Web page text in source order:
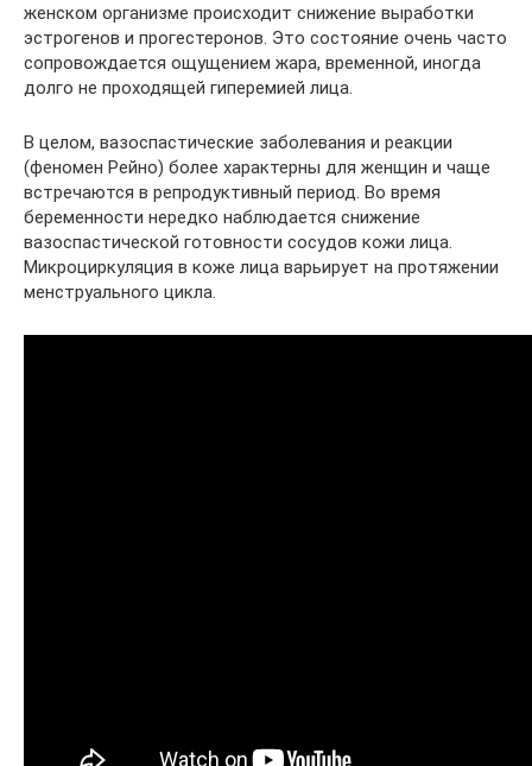
женском организме происходит снижение выработки
эстрогенов и прогестеронов. Это состояние очень часто
сопровождается ощущением жара, временной, иногда
долго не проходящей гиперемией лица.
В целом, вазоспастические заболевания и реакции
(феномен Рейно) более характерны для женщин и чаще
встречаются в репродуктивный период. Во время
беременности нередко наблюдается снижение
вазоспастической готовности сосудов кожи лица.
Микроциркуляция в коже лица варьирует на протяжении
менструального цикла.